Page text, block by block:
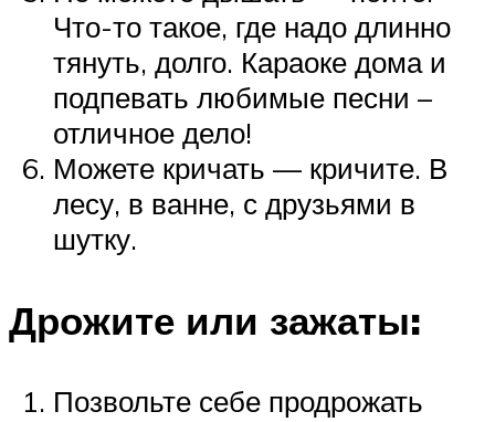
Что-то такое, где надо длинно
тянуть, долго. Караоке дома и
подпевать любимые песни –
отличное дело!
Можете кричать — кричите. В
лесу, в ванне, с друзьями в
шутку.
Дрожите или зажаты:
Позвольте себе продрожать